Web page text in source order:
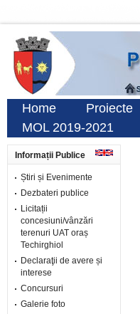
Home Proiecte
MOL 2019-2021
Informații Publice
Știri și Evenimente
Dezbateri publice
Licitații
concesiuni/vânzări
terenuri UAT oraș
Techirghiol
Declaraţii de avere și
interese
Concursuri
Galerie foto